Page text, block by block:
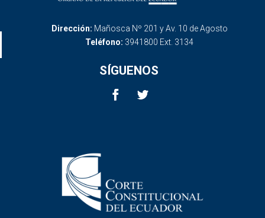
Dirección: Mañosca Nº 201 y Av. 10 de Agosto
Teléfono: 3941800 Ext. 3134
SÍGUENOS